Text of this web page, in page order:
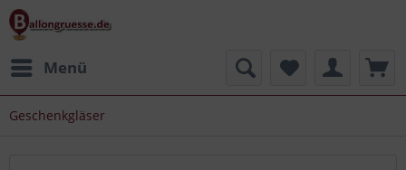
Menü
Geschenkgläser